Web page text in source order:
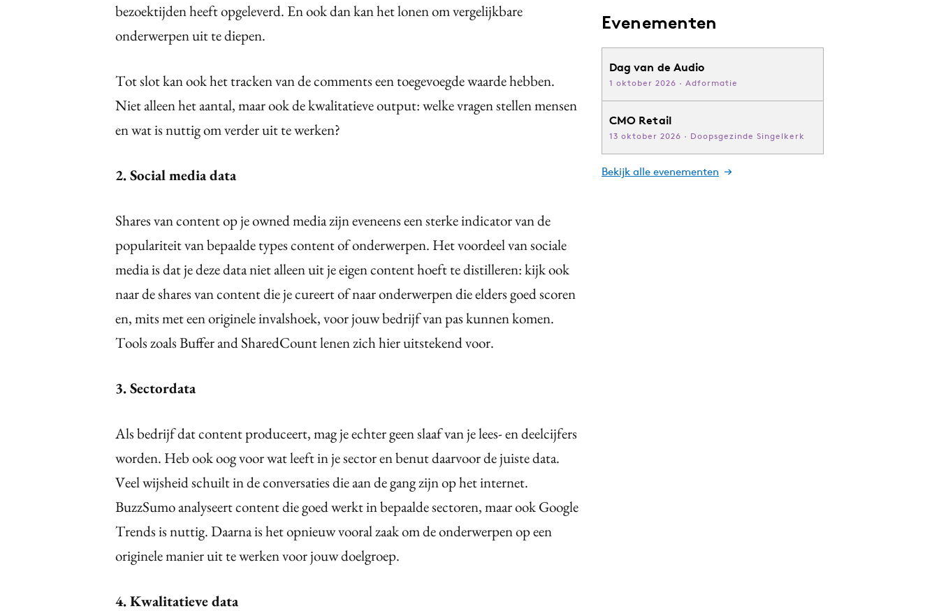
bezoektijden heeft opgeleverd. En ook dan kan het lonen om vergelijkbare
onderwerpen uit te diepen.
Tot slot kan ook het tracken van de comments een toegevoegde waarde hebben.
Niet alleen het aantal, maar ook de kwalitatieve output: welke vragen stellen mensen
en wat is nuttig om verder uit te werken?
2. Social media data
Shares van content op je owned media zijn eveneens een sterke indicator van de
populariteit van bepaalde types content of onderwerpen. Het voordeel van sociale
media is dat je deze data niet alleen uit je eigen content hoeft te distilleren: kijk ook
naar de shares van content die je cureert of naar onderwerpen die elders goed scoren
en, mits met een originele invalshoek, voor jouw bedrijf van pas kunnen komen.
Tools zoals Buffer and SharedCount lenen zich hier uitstekend voor.
3. Sectordata
Als bedrijf dat content produceert, mag je echter geen slaaf van je lees- en deelcijfers
worden. Heb ook oog voor wat leeft in je sector en benut daarvoor de juiste data.
Veel wijsheid schuilt in de conversaties die aan de gang zijn op het internet.
BuzzSumo analyseert content die goed werkt in bepaalde sectoren, maar ook Google
Trends is nuttig. Daarna is het opnieuw vooral zaak om de onderwerpen op een
originele manier uit te werken voor jouw doelgroep.
4. Kwalitatieve data
Evenementen
Dag van de Audio
1 oktober 2026 · Adformatie
CMO Retail
13 oktober 2026 · Doopsgezinde Singelkerk
Bekijk alle evenementen